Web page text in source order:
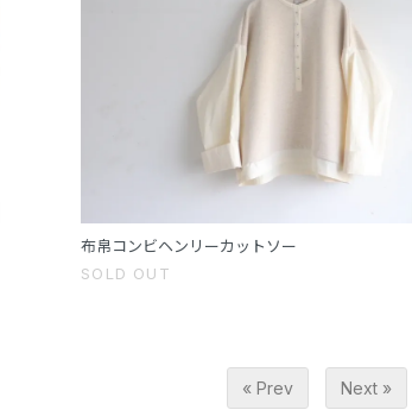
布帛コンビヘンリーカットソー
SOLD OUT
« Prev
Next »